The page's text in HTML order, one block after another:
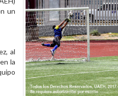
un
al
la